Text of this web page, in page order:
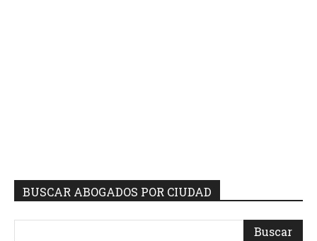
BUSCAR ABOGADOS POR CIUDAD